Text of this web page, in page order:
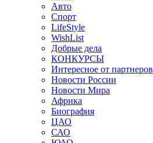
Авто
Спорт
LifeStyle
WishList
Добрые дела
КОНКУРСЫ
Интересное от партнеров
Новости России
Новости Мира
Африка
Биография
ЦАО
САО